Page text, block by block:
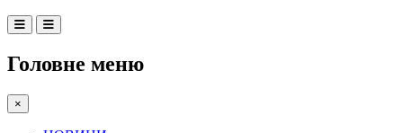
Головне меню
×